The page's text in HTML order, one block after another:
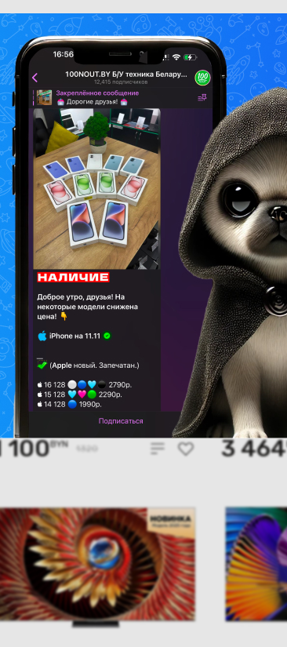
Телевизор TCL
100BYN 1320
(новый.)
55C8L
В наличии
3 464